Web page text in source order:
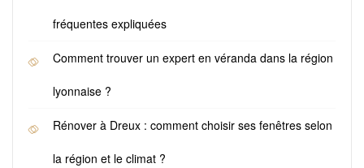
fréquentes expliquées
Comment trouver un expert en véranda dans la région
lyonnaise ?
Rénover à Dreux : comment choisir ses fenêtres selon
la région et le climat ?